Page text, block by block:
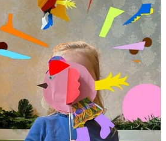
Utrecht. Met tekeningen en illustraties
laat de maker zien wat er leeft in de
stad en welke verhalen aandacht
verdienen. D